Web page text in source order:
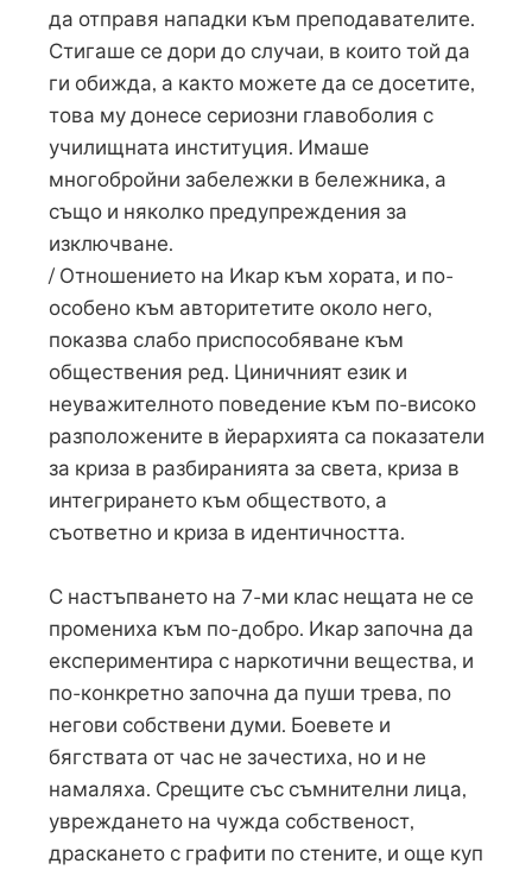
да отправя нападки към преподавателите.
Стигаше се дори до случаи, в които той да
ги обижда, а както можете да се досетите,
това му донесе сериозни главоболия с
училищната институция. Имаше
многобройни забележки в бележника, а
също и няколко предупреждения за
изключване.
/ Отношението на Икар към хората, и по-
особено към авторитетите около него,
показва слабо приспособяване към
обществения ред. Циничният език и
неуважителното поведение към по-високо
разположените в йерархията са показатели
за криза в разбиранията за света, криза в
интегрирането към обществото, а
съответно и криза в идентичността.
С настъпването на 7-ми клас нещата не се
промениха към по-добро. Икар започна да
експериментира с наркотични вещества, и
по-конкретно започна да пуши трева, по
негови собствени думи. Боевете и
бягствата от час не зачестиха, но и не
намаляха. Срещите със съмнителни лица,
увреждането на чужда собственост,
драскането с графити по стените, и още куп